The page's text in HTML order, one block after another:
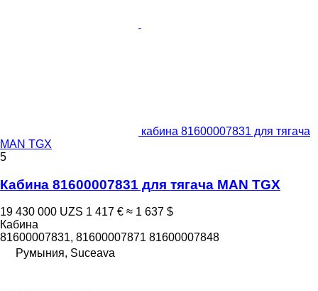
кабина 81600007831 для тягача
MAN TGX
5
Кабина 81600007831 для тягача MAN TGX
19 430 000 UZS 1 417 € ≈ 1 637 $
Кабина
81600007831, 81600007871 81600007848
Румыния, Suceava